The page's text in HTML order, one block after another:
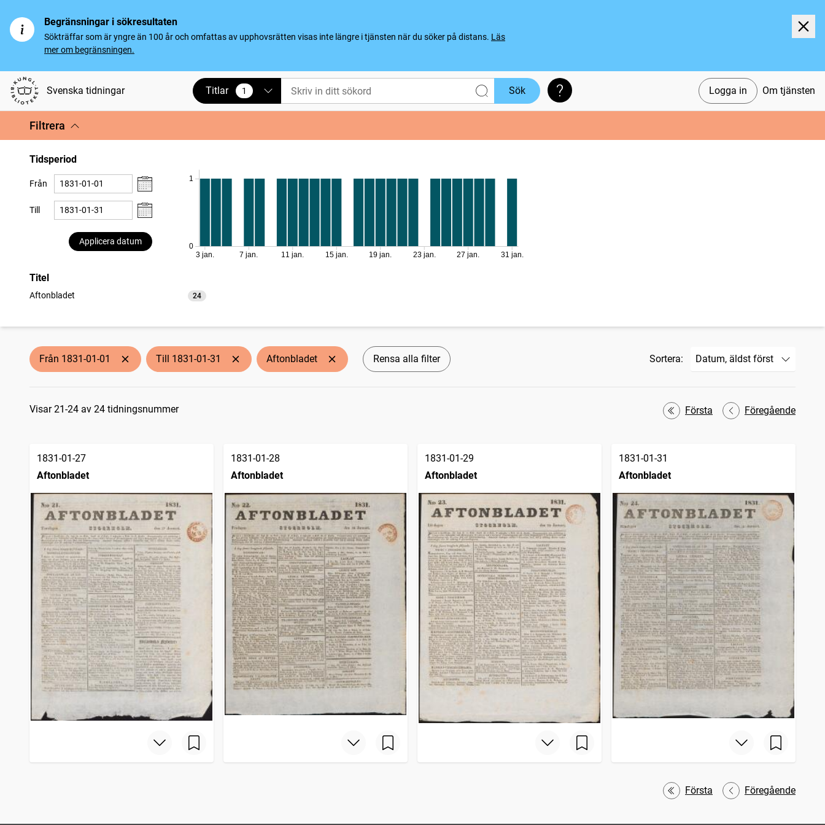
Begränsningar i sökresultaten
Sökträffar som är yngre än 100 år och omfattas av upphovsrätten visas inte längre i tjänsten när du söker på distans. Läs
mer om begränsningen.
Svenska tidningar Logga in Om tjänsten
Titlar 1
vald Sök Söktips
Filtrera
Tidsperiod
Från
Till
Applicera datum
0
1
3 jan. 7 jan. 11 jan. 15 jan. 19 jan. 23 jan. 27 jan. 31 jan.
Titel
Aftonbladet 24
träffar
Från 1831-01-01 Till 1831-01-31 Aftonbladet Rensa alla filter Sortera:
Sökresultat
Visar 21-24 av 24 tidningsnummer Första Föregående
1831-01-27
Aftonbladet
1831-01-28
Aftonbladet
1831-01-29
Aftonbladet
1831-01-31
Aftonbladet
Första Föregående